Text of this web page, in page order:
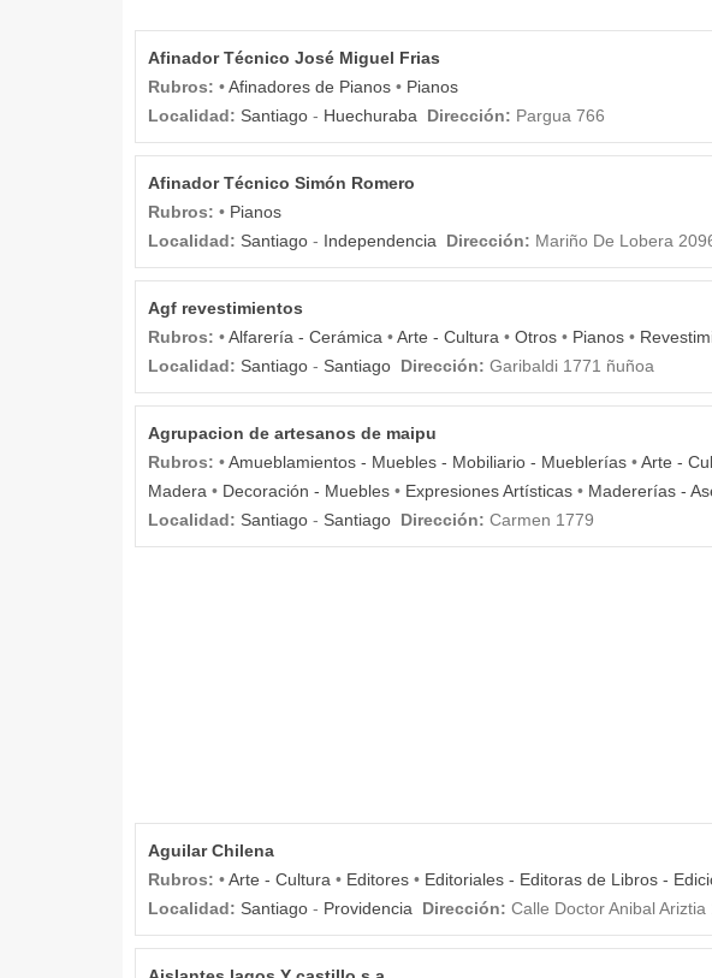
Afinador Técnico José Miguel Frias
Rubros: •Afinadores de Pianos • Pianos
Localidad: Santiago - Huechuraba Dirección: Pargua 766
Afinador Técnico Simón Romero
Rubros: • Pianos
Localidad: Santiago - Independencia Dirección: Mariño De Lobera
Agf revestimientos
Rubros: •Alfarería - Cerámica •Arte - Cultura • Otros • Pianos •
Localidad: Santiago - Santiago Dirección: Garibaldi 1771 ñuñoa
Agrupacion de artesanos de maipu
Rubros: •Amueblamientos - Muebles - Mobiliario - Mueblerías •Arte -
Madera • Decoración - Muebles • Expresiones Artísticas • Madererías -
Localidad: Santiago - Santiago Dirección: Carmen 1779
Aguilar Chilena
Rubros: •Arte - Cultura • Editores • Editoriales - Editoras de Libros -
Localidad: Santiago - Providencia Dirección: Calle Doctor Anibal Ariztia